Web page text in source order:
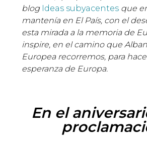
blog Ideas subyacentesque
mantenía en El País, con el
esta mirada a la memoria de
inspire, en el camino que
Europea recorremos, para
esperanza de Europa.
En el